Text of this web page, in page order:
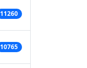
11260
10765